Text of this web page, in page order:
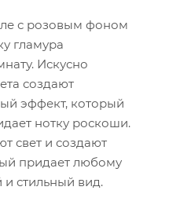
с розовым фоном
гламура
Искусно
создают
эффект, который
нотку роскоши.
свет и создают
придает любому
стильный вид.